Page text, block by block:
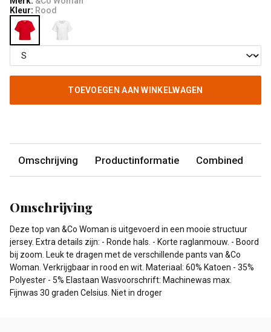
Kleur: Rood
TOEVOEGEN AAN WINKELWAGEN
Omschrijving Productinformatie Combined
Omschrijving
Deze top van &Co Woman is uitgevoerd in een mooie structuur
jersey. Extra details zijn: - Ronde hals. - Korte raglanmouw. - Boord
bij zoom. Leuk te dragen met de verschillende pants van &Co
Woman. Verkrijgbaar in rood en wit. Materiaal: 60% Katoen - 35%
Polyester - 5% Elastaan Wasvoorschrift: Machinewas max.
Fijnwas 30 graden Celsius. Niet in droger